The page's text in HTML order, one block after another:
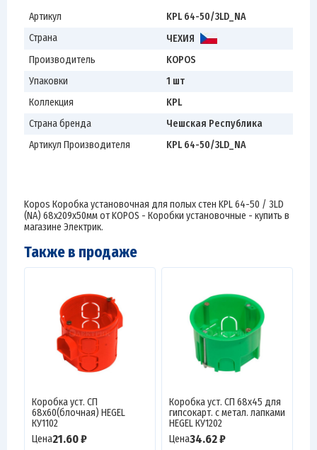
Артикул
KPL 64-50/3LD_NA
Страна
ЧЕХИЯ
Производитель
KOPOS
Упаковки
1 шт
Коллекция
KPL
Страна бренда
Чешская Республика
Артикул Производителя
KPL 64-50/3LD_NA
Kopos Коробка установочная для полых стен KPL 64-50 / 3LD
(NA) 68х209х50мм от KOPOS - Коробки установочные - купить в
магазине Электрик.
Также в продаже
Коробка уст. СП
68х60(блочная) HEGEL
КУ1102
Цена21.60 ₽
Коробка уст. СП 68х45 для
гипсокарт. с метал. лапками
HEGEL КУ1202
Цена34.62 ₽